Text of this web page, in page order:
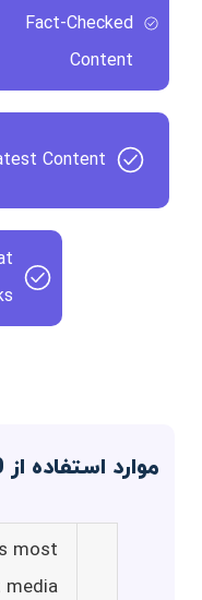
Fact-Checked
Content
Content
موارد استفاده از LongShot AI — 2.0
most
media